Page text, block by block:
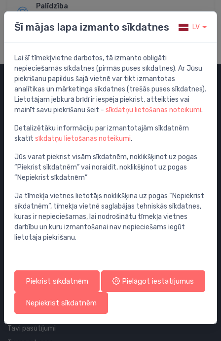
Palīdzība
Kategorijas
Izpārdošana
Maisītāji
Izlietnes
Tualetes podi
Vannas
Dušas
Vannas istabas piederumi
Mēbeles
Rāmji un skalošanas sistēmas
Sifoni
Cauruļvadi un Veidgabali
Profila un piegādes informācija
Tavs konts
Tavi pasūtījumi
Šī mājas lapa izmanto sīkdatnes LV
Lai šī tīmekļvietne darbotos, tā izmanto obligāti
nepieciešamās sīkdatnes (pirmās puses sīkdatnes). Ar Jūsu
piekrišanu papildus šajā vietnē var tikt izmantotas
analītikas un mārketinga sīkdatnes (trešās puses sīkdatnes).
Lietotājam jebkurā brīdī ir iespēja piekrist, atteikties vai
mainīt savu piekrišanu šeit - sīkdatņu lietošanas noteikumi.
Detalizētāku informāciju par izmantotajām sīkdatnēm
skatīt sīkdatņu lietošanas noteikumi.
Jūs varat piekrist visām sīkdatnēm, noklikšķinot uz pogas
“Piekrist sīkdatnēm” vai noraidīt, noklikšķinot uz pogas
“Nepiekrist sīkdatnēm”
Ja tīmekļa vietnes lietotājs noklikšķina uz pogas “Nepiekrist
sīkdatnēm”, tīmekļa vietnē saglabājas tehniskās sīkdatnes,
kuras ir nepieciešamas, lai nodrošinātu tīmekļa vietnes
darbību un kuru izmantošanai nav nepieciešams iegūt
lietotāja piekrišanu.
Piekrist sīkdatnēm Pielāgot iestatījumus
Nepiekrist sīkdatnēm